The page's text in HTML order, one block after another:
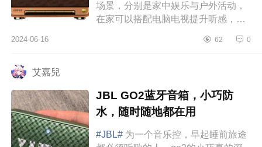
场景，分别是家中娱乐与户外活动，
在家可以搭配电脑电视提升听感，或
面小编为大家介绍下漫步者m330值得
2024-06-16 62 0
艾嘉兒
JBL GO2蓝牙音箱，小巧防
水，随时随地都在用
#JBL# 为一个音乐控，早起睡前旅途